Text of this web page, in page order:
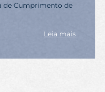
de Cumprimento de
Leia mais